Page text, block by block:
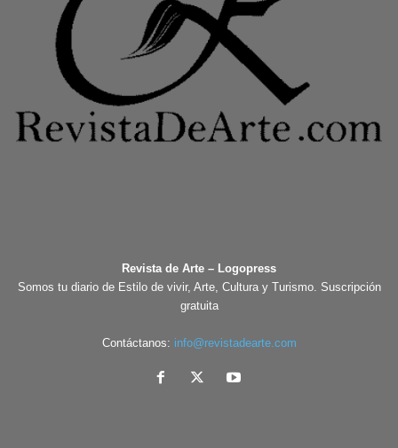
Revista de Arte – Logopress
Somos tu diario de Estilo de vivir, Arte, Cultura y Turismo. Suscripción
gratuita
Contáctanos: info@revistadearte.com